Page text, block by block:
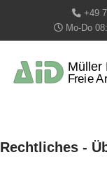
+49
Mo-Do
Rechtliches -